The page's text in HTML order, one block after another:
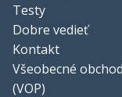
Testy
Dobre vedieť
Kontakt
Všeobecné
(VOP)